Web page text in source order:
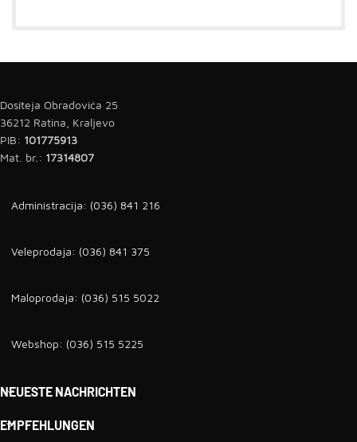
Dositeja Obradovića 25
36212 Ratina, Kraljevo
PIB: 101775913
Mat. br.: 17314807
Administracija: (036) 841 216
Veleprodaja: (036) 841 375
Maloprodaja: (036) 515 5022
Webshop: (036) 515 5225
NEUESTE NACHRICHTEN
EMPFEHLUNGEN